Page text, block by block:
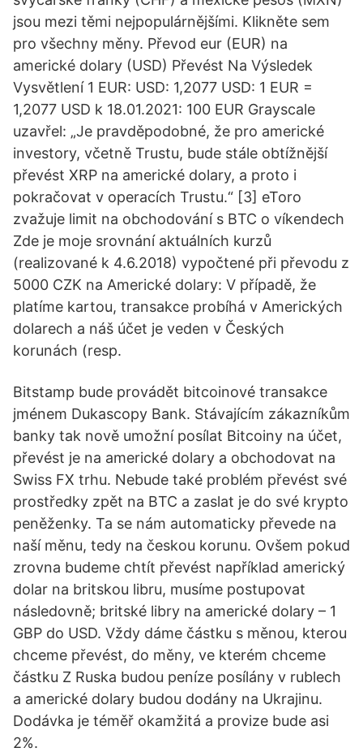
jsou mezi těmi nejpopulárnějšími. Klikněte sem
pro všechny měny. Převod eur (EUR) na
americké dolary (USD) Převést Na Výsledek
Vysvětlení 1 EUR: USD: 1,2077 USD: 1 EUR =
1,2077 USD k 18.01.2021: 100 EUR Grayscale
uzavřel: „Je pravděpodobné, že pro americké
investory, včetně Trustu, bude stále obtížnější
převést XRP na americké dolary, a proto i
pokračovat v operacích Trustu.“ [3] eToro
zvažuje limit na obchodování s BTC o víkendech
Zde je moje srovnání aktuálních kurzů
(realizované k 4.6.2018) vypočtené při převodu z
5000 CZK na Americké dolary: V případě, že
platíme kartou, transakce probíhá v Amerických
dolarech a náš účet je veden v Českých
korunách (resp.
Bitstamp bude provádět bitcoinové transakce
jménem Dukascopy Bank. Stávajícím zákazníkům
banky tak nově umožní posílat Bitcoiny na účet,
převést je na americké dolary a obchodovat na
Swiss FX trhu. Nebude také problém převést své
prostředky zpět na BTC a zaslat je do své krypto
peněženky. Ta se nám automaticky převede na
naší měnu, tedy na českou korunu. Ovšem pokud
zrovna budeme chtít převést například americký
dolar na britskou libru, musíme postupovat
následovně; britské libry na americké dolary – 1
GBP do USD. Vždy dáme částku s měnou, kterou
chceme převést, do měny, ve kterém chceme
částku Z Ruska budou peníze posílány v rublech
a americké dolary budou dodány na Ukrajinu.
Dodávka je téměř okamžitá a provize bude asi
2%.